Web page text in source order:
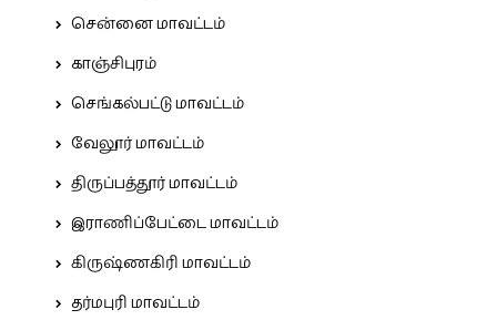
சென்னை மாவட்டம்
காஞ்சிபுரம்
செங்கல்பட்டு மாவட்டம்
வேலூர் மாவட்டம்
திருப்பத்தூர் மாவட்டம்
இராணிப்பேட்டை மாவட்டம்
கிருஷ்ணகிரி மாவட்டம்
தர்மபுரி மாவட்டம்